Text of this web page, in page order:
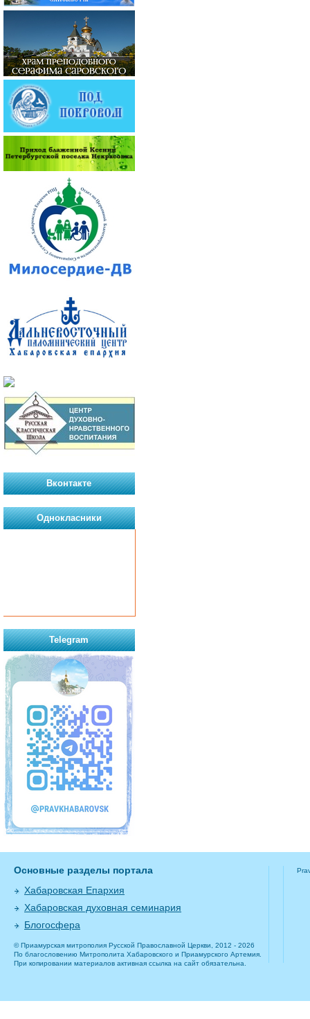
Вконтакте
Однокласники
Telegram
Основные разделы портала
Хабаровская Епархия
Хабаровская духовная семинария
Блогосфера
© Приамурская митрополия Русской Православной Церкви, 2012 - 2026
По благословению Митрополита Хабаровского и Приамурского Артемия.
При копировании материалов активная ссылка на сайт обязательна.